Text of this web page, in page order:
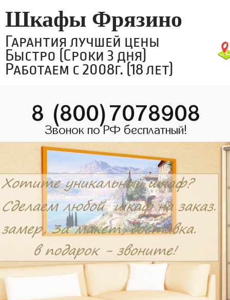
Шкафы Фрязино
Гарантия лучшей цены
Быстро (Сроки 3 дня)
Работаем с 2008г. (18 лет)
8 (800)7078908
Звонок по РФ бесплатный!